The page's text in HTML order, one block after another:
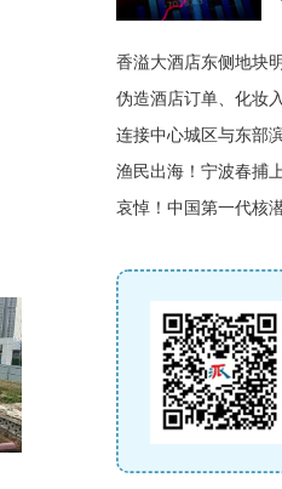
香溢大酒店东侧地块
伪造酒店订单、化妆
连接中心城区与东部
渔民出海！宁波春捕
哀悼！中国第一代核